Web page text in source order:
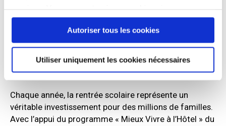
continuez à utiliser notre site Web.
Autoriser tous les cookies
Utiliser uniquement les cookies nécessaires
enfants en matériel scolaire.
Des fournitures scolaires
onéreuses
Chaque année, la rentrée scolaire représente un
véritable investissement pour des millions de familles.
Avec l’appui du programme « Mieux Vivre à l’Hôtel » du